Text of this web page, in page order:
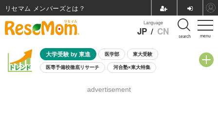
menu
Language
JP / CN search
大学受験 by 東進 医学部 東大受験
医専予備校徹底リサーチ 河合塾×東大特集
8月開催学校説明会・相談会
advertisement
リセマム メンバーズ